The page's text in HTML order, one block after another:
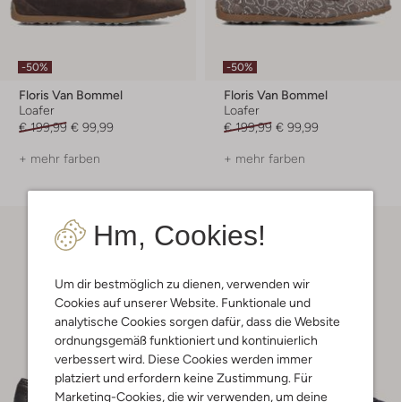
Hm, Cookies!
Um dir bestmöglich zu dienen, verwenden wir
Cookies auf unserer Website. Funktionale und
analytische Cookies sorgen dafür, dass die Website
ordnungsgemäß funktioniert und kontinuierlich
verbessert wird. Diese Cookies werden immer
platziert und erfordern keine Zustimmung. Für
Marketing-Cookies, die wir verwenden, um deine
-50%
Floris Van Bommel
Loafer
€ 199,99 € 99,99
+ mehr farben
-50%
Floris Van Bommel
Loafer
€ 199,99 € 99,99
+ mehr farben